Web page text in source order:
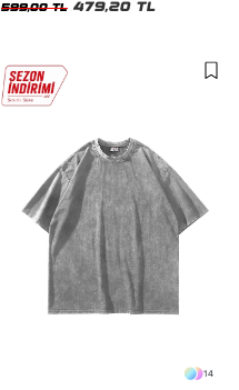
599,00 TL 479,20 TL
14